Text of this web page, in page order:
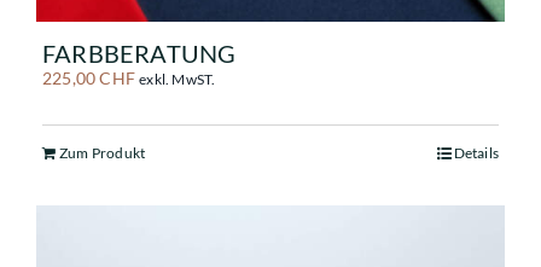
FARBBERATUNG
225,00CHF exkl. MwST.
Zum Produkt Details